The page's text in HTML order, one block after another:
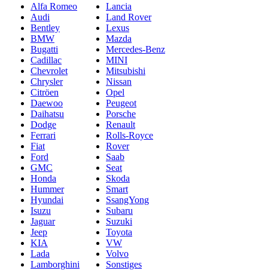
Alfa Romeo
Audi
Bentley
BMW
Bugatti
Cadillac
Chevrolet
Chrysler
Citröen
Daewoo
Daihatsu
Dodge
Ferrari
Fiat
Ford
GMC
Honda
Hummer
Hyundai
Isuzu
Jaguar
Jeep
KIA
Lada
Lamborghini
Lancia
Land Rover
Lexus
Mazda
Mercedes-Benz
MINI
Mitsubishi
Nissan
Opel
Peugeot
Porsche
Renault
Rolls-Royce
Rover
Saab
Seat
Skoda
Smart
SsangYong
Subaru
Suzuki
Toyota
VW
Volvo
Sonstiges